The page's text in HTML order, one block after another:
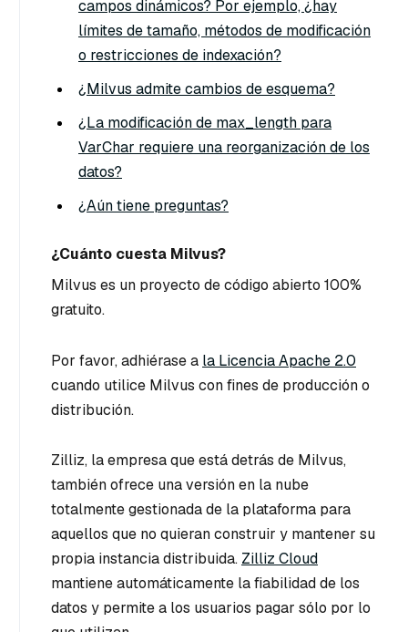
campos dinámicos? Por ejemplo, ¿hay
límites de tamaño, métodos de modificación
o restricciones de indexación?
¿Milvus admite cambios de esquema?
¿La modificación de max_length para
VarChar requiere una reorganización de los
datos?
¿Aún tiene preguntas?
¿Cuánto cuesta Milvus?
Milvus es un proyecto de código abierto 100%
gratuito.
Por favor, adhiérase a la Licencia Apache 2.0
cuando utilice Milvus con fines de producción o
distribución.
Zilliz, la empresa que está detrás de Milvus,
también ofrece una versión en la nube
totalmente gestionada de la plataforma para
aquellos que no quieran construir y mantener su
propia instancia distribuida. Zilliz Cloud
mantiene automáticamente la fiabilidad de los
datos y permite a los usuarios pagar sólo por lo